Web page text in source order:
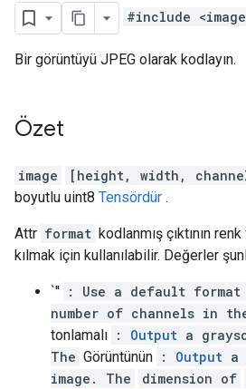
#include
Bir görüntüyü JPEG olarak kodlayın.
Özet
image [height, width,
boyutlu uint8 Tensördür .
Attr format kodlanmış çıktının
kılmak için kullanılabilir. Değerler
`'' : Use a default format
number of channels in
tonlamalı : Output a
The Görüntünün : Output a
image. The
dimension of